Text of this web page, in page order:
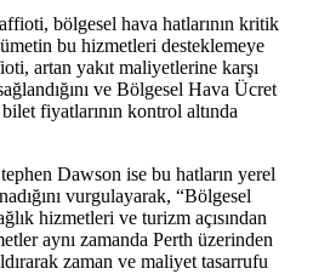
bölgesel hava hatlarının kritik
bu hizmetleri desteklemeye
artan yakıt maliyetlerine karşı
ve Bölgesel Hava Ücret
fiyatlarının kontrol altında
Dawson ise bu hatların yerel
vurgulayarak, “Bölgesel
hizmetleri ve turizm açısından
aynı zamanda Perth üzerinden
zaman ve maliyet tasarrufu